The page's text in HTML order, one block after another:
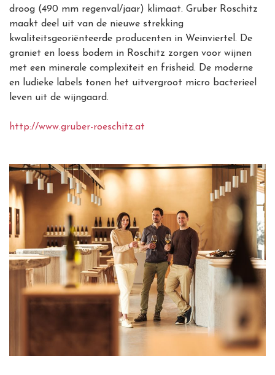
droog (490 mm regenval/jaar) klimaat. Gruber Roschitz
maakt deel uit van de nieuwe strekking
kwaliteitsgeoriënteerde producenten in Weinviertel. De
graniet en loess bodem in Roschitz zorgen voor wijnen
met een minerale complexiteit en frisheid. De moderne
en ludieke labels tonen het uitvergroot micro bacterieel
leven uit de wijngaard.
http://www.gruber-roeschitz.at